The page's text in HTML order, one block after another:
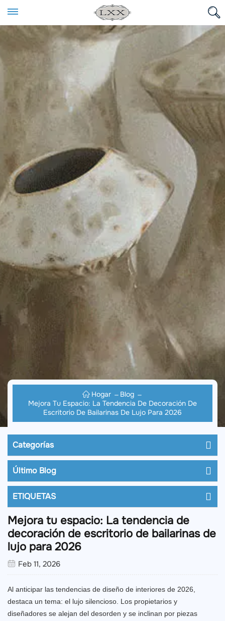
Hogar
Blog
Mejora Tu Espacio: La Tendencia De Decoración De
Escritorio De Bailarinas De Lujo Para 2026
Categorías
Último Blog
ETIQUETAS
Mejora tu espacio: La tendencia de
decoración de escritorio de bailarinas de
lujo para 2026
Feb 11, 2026
Al anticipar las tendencias de diseño de interiores de 2026,
destaca un tema: el lujo silencioso. Los propietarios y
diseñadores se alejan del desorden y se inclinan por piezas